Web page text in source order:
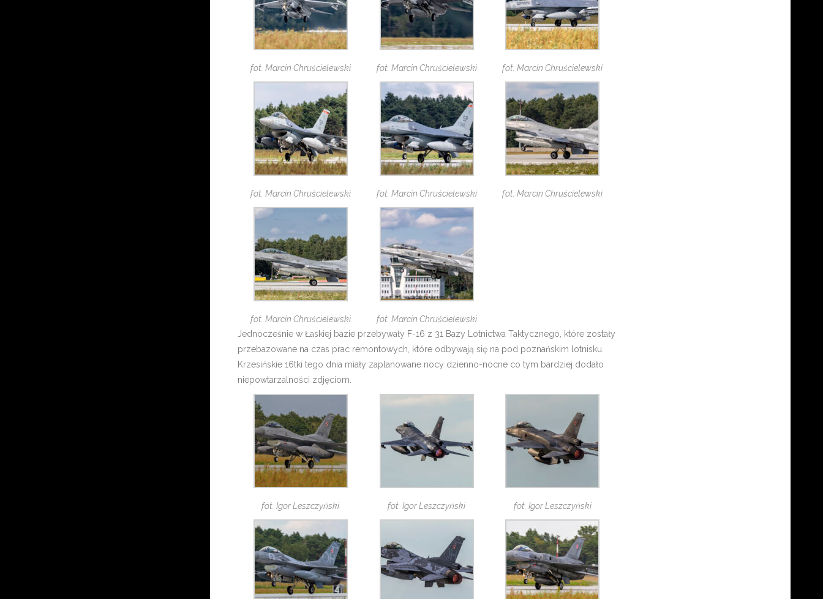
fot. Marcin Chruścielewski fot. Marcin Chruścielewski fot. Marcin Chruścielewski
fot. Marcin Chruścielewski fot. Marcin Chruścielewski fot. Marcin Chruścielewski
fot. Marcin Chruścielewski
fot. Marcin Chruścielewski
Jednocześnie w Łaskiej bazie przebywały F-16 z 31 Bazy Lotnictwa Taktycznego, które zostały
przebazowane na czas prac remontowych, które odbywają się na pod poznańskim lotnisku.
Krzesińskie 16tki tego dnia miały zaplanowane nocy dzienno-nocne co tym bardziej dodało
niepowtarzalności zdjęciom.
fot. Igor Leszczyński fot. Igor Leszczyński fot. Igor Leszczyński